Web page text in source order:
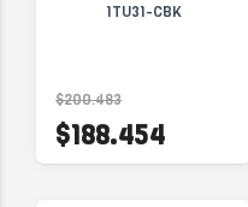
1TU31-CBK
$200.483
$188.454